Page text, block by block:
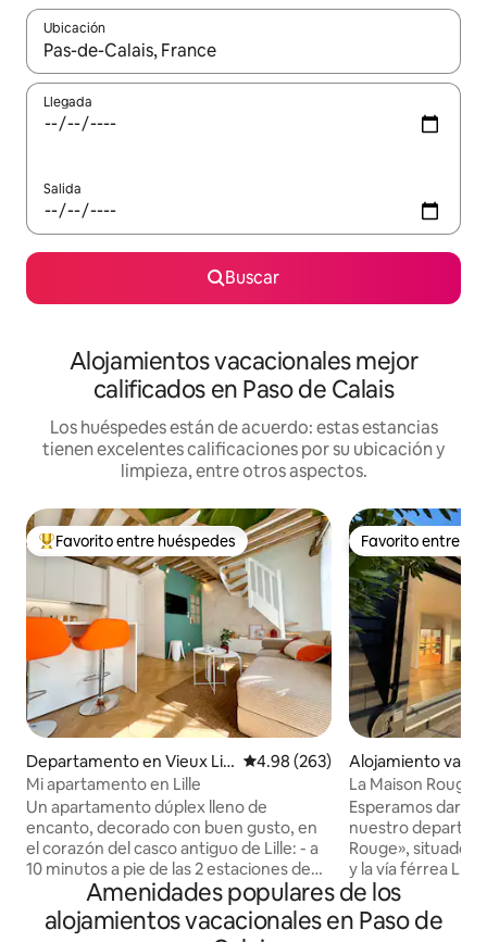
Ubicación
Cuando los resultados estén disponibles, podrás navegar
Llegada
Salida
Buscar
Alojamientos vacacionales mejor
calificados en Paso de Calais
Los huéspedes están de acuerdo: estas estancias
tienen excelentes calificaciones por su ubicación y
limpieza, entre otros aspectos.
De los mejores en Favorito entre huéspedes
Favorito entre huéspedes
Departamento en Vieux Lill
e
Calificación promedio: 4.98 de
4.98 (263)
Mi apartamento en Lille
Un apartamento dúplex lleno de
encanto, decorado con buen gusto, en
el corazón del casco antiguo de Lille: - a
10 minutos a pie de las 2 estaciones de
tren Lille Flandres y Lille Europe - a 10
minutos a pie del metro Rihour o del
metro Lille Flandre - a 5 minutos a pie de
Favorito entre
Favorito entre
Alojamiento
teenwerck
La Maison Rouge
Esperamos darle
nuestro
Rouge», situado
y la vía férrea
estación de tren y
autopista cerca
Apartamento
Amenidades populares de los
alojamientos vacacionales en Paso de